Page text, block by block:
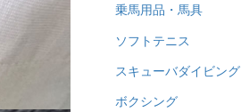
乗馬用品・馬具
ソフトテニス
スキューバダイビング
ボクシング